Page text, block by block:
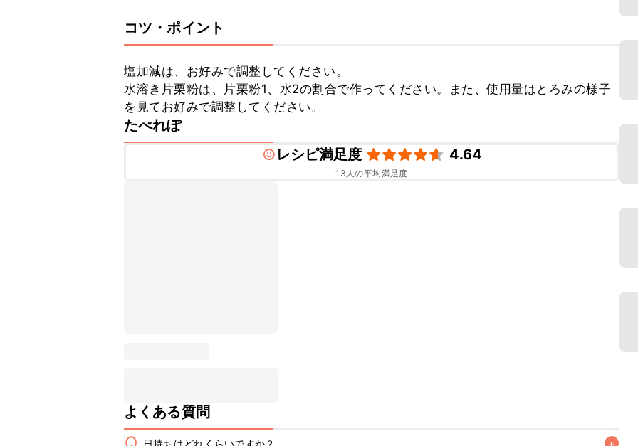
コツ・ポイント
塩加減は、お好みで調整してください。
水溶き片栗粉は、片栗粉1、水2の割合で作ってください。また、使用量はとろみの様子
を見てお好みで調整してください。
たべれぽ
レシピ満足度
4.64
13 人の平均満足度
よくある質問
日持ちはどれくらいですか？ +